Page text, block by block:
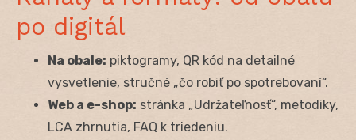
po digitál
Na obale: piktogramy, QR kód na detailné
vysvetlenie, stručné „čo robiť po spotrebovaní“.
Web a e-shop: stránka „Udržateľnosť“, metodiky,
LCA zhrnutia, FAQ k triedeniu.